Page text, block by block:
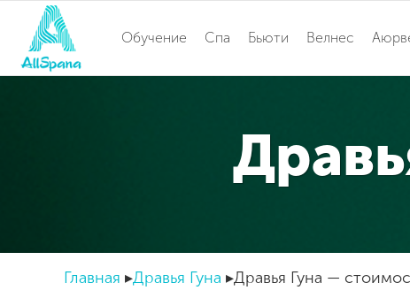
Обучение Спа Бьюти Велнес
Главная Дравья Гуна Дравья Гуна —